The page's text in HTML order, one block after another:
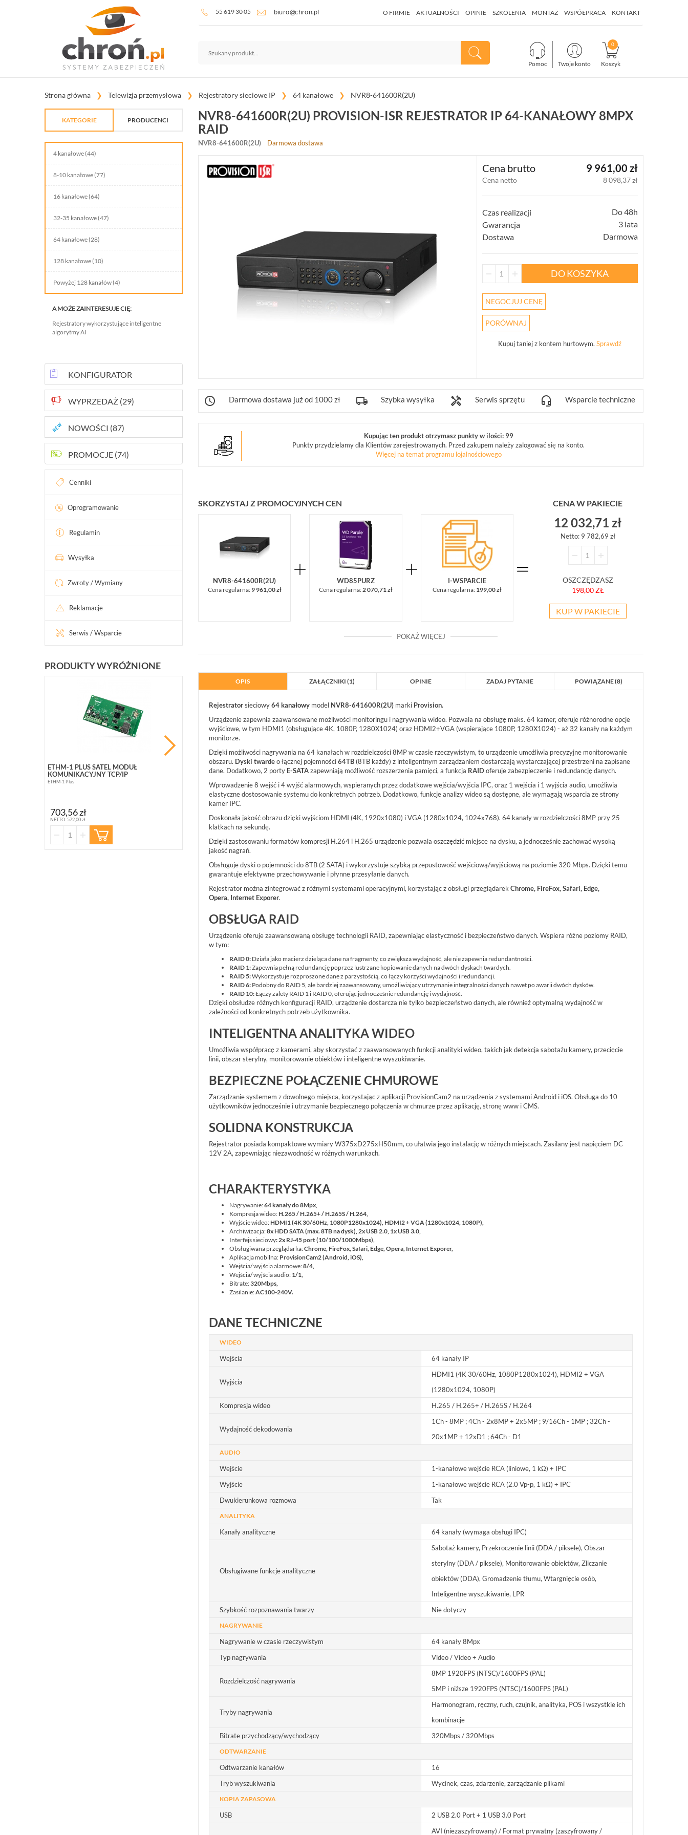
55 619 30 05 O FIRMIE AKTUALNOŚCI OPINIE SZKOLENIA MONTAŻ WSPÓŁPRACA KONTAKT
Pomoc Twoje konto Koszyk
Strona główna Telewizja przemysłowa Rejestratory sieciowe IP 64 kanałowe NVR8-641600R(2U)
KATEGORIE PRODUCENCI
TELEWIZJA PRZEMYSŁOWA
SYSTEMY PPOŻ
WIDEODOMOFONY I DOMOFONY
KONTROLA DOSTĘPU
INTELIGENTNY BUDYNEK
SIECI LAN, WLAN
AKCESORIA
LICENCJE BCS MANAGER
4 kanałowe (44)
8-10 kanałowe (77)
16 kanałowe (64)
32-35 kanałowe (47)
64 kanałowe (28)
128 kanałowe (10)
Powyżej 128 kanałów (4)
A MOŻE ZAINTERESUJE CIĘ:
Rejestratory wykorzystujące inteligentne
algorytmy AI
KONFIGURATOR
WYPRZEDAŻ (29)
NOWOŚCI (87)
PROMOCJE (74)
Cenniki
Oprogramowanie
Regulamin
Wysyłka
Zwroty / Wymiany
Reklamacje
Serwis / Wsparcie
PRODUKTY WYRÓŻNIONE
ETHM-1 PLUS SATEL MODUŁ
KOMUNIKACYJNY TCP/IP
ETHM-1 Plus
703,56 zł
NETTO: 572,00 zł
PROMOCJA
BCS-B-SP08G02G BCS BASIC SWITCH POE
10 PORTOWY (8XPOE GIGABIT,...
BCS-B-SP08G02G
363,10 zł
BCS-P-NVR0801-4K(3) BCS POINT
REJESTRATOR 8 KANAŁOWY IP 8MPX
BCS-P-NVR0801-4K(3)
NETTO: 774,80 zł
INTEGRA 32 SATEL PŁYTA GŁÓWNA
CENTRALI ALARMOWEJ OD 8 DO 32
WEJŚĆ...
INTEGRA 32
NETTO: 479,00 zł
VERSA IP SATEL
VERSA IP
NETTO: 946,00 zł
NVR8-641600R(2U) PROVISION-ISR REJESTRATOR IP 64-KANAŁOWY 8MPX
RAID
NVR8-641600R(2U) Darmowa dostawa
Cena brutto 9 961,00 zł
Cena netto 8 098,37 zł
Czas realizacji
Do 48h
Gwarancja
3 lata
Dostawa
Darmowa
DO KOSZYKA
NEGOCJUJ CENĘ
PORÓWNAJ
Kupuj taniej z kontem hurtowym.Sprawdź
Darmowa dostawa już od 1000 zł Szybka wysyłka Serwis sprzętu Wsparcie techniczne
Kupując ten produkt otrzymasz punkty w ilości: 99
Punkty przydzielamy dla Klientów zarejestrowanych. Przed zakupem należy zalogować się na konto.
Więcej na temat programu lojalnościowego
SKORZYSTAJ Z PROMOCYJNYCH CEN CENA W PAKIECIE
NVR8-641600R(2U)
Cena regularna:9 961,00 zł
WD85PURZ
Cena regularna:2 070,71 zł
I-WSPARCIE
Cena regularna: 199,00 zł
12 032,71 zł
Netto: 9 782,69 zł
OSZCZĘDZASZ
198,00 ZŁ
KUP W PAKIECIE
POKAŻ WIĘCEJ
OPIS ZAŁĄCZNIKI (1) OPINIE ZADAJ PYTANIE POWIĄZANE (8)
Rejestratorsieciowy64 kanałowy model NVR8-641600R(2U) marki Provision.
Urządzenie zapewnia zaawansowane możliwości monitoringu i nagrywania wideo. Pozwala na obsługę maks. 64 kamer, oferuje różnorodne opcje
wyjściowe, w tym HDMI1 (obsługujące 4K, 1080P, 1280X1024) oraz HDMI2+VGA (wspierające 1080P, 1280X1024) - aż 32 kanały na każdym
monitorze.
Dzięki możliwości nagrywania na 64 kanałach w rozdzielczości 8MP w czasie rzeczywistym, to urządzenie umożliwia precyzyjne monitorowanie
obszaru. Dyski twardeo łącznej pojemności64TB (8TB każdy) z inteligentnym zarządzaniem dostarczają wystarczającej przestrzeni na zapisane
dane. Dodatkowo, 2 porty E-SATAzapewniają możliwość rozszerzenia pamięci, a funkcja RAIDoferuje zabezpieczenie i redundancję danych.
Wprowadzenie 8 wejść i 4 wyjść alarmowych, wspieranych przez dodatkowe wejścia/wyjścia IPC, oraz 1 wejścia i 1 wyjścia audio, umożliwia
elastyczne dostosowanie systemu do konkretnych potrzeb. Dodatkowo, funkcje analizy wideo są dostępne, ale wymagają wsparcia ze strony
kamer IPC.
Doskonała jakość obrazu dzięki wyjściom HDMI (4K, 1920x1080) i VGA (1280x1024, 1024x768). 64 kanały w rozdzielczości 8MP przy 25
klatkach na sekundę.
Dzięki zastosowaniu formatów kompresji H.264 i H.265 urządzenie pozwala oszczędzić miejsce na dysku, a jednocześnie zachować wysoką
jakość nagrań.
Obsługuje dyski o pojemności do 8TB (2 SATA) i wykorzystuje szybką przepustowość wejściową/wyjściową na poziomie 320 Mbps. Dzięki temu
gwarantuje efektywne przechowywanie i płynne przesyłanie danych.
Rejestrator można zintegrować z różnymi systemami operacyjnymi, korzystając z obsługi przeglądarek Chrome, FireFox, Safari, Edge,
Opera, Internet Exporer.
OBSŁUGA RAID
Urządzenie oferuje zaawansowaną obsługę technologii RAID, zapewniając elastyczność i bezpieczeństwo danych. Wspiera różne poziomy RAID,
w tym:
RAID 0: Działa jako macierz dzieląca dane na fragmenty, co zwiększa wydajność, ale nie zapewnia redundantności.
RAID 1:Zapewnia pełną redundancję poprzez lustrzane kopiowanie danych na dwóch dyskach twardych.
RAID 5:Wykorzystuje rozproszone dane z parzystością, co łączy korzyści wydajności i redundancji.
RAID 6: Podobny do RAID 5, ale bardziej zaawansowany, umożliwiający utrzymanie integralności danych nawet po awarii dwóch dysków.
RAID 10:Łączy zalety RAID 1 i RAID 0, oferując jednocześnie redundancję i wydajność.
Dzięki obsłudze różnych konfiguracji RAID, urządzenie dostarcza nie tylko bezpieczeństwo danych, ale również optymalną wydajność w
zależności od konkretnych potrzeb użytkownika.
INTELIGENTNA ANALITYKA WIDEO
Umożliwia współpracę z kamerami, aby skorzystać z zaawansowanych funkcji analityki wideo, takich jak detekcja sabotażu kamery, przecięcie
linii, obszar sterylny, monitorowanie obiektów i inteligentne wyszukiwanie.
BEZPIECZNE POŁĄCZENIE CHMUROWE
Zarządzanie systemem z dowolnego miejsca, korzystając z aplikacji ProvisionCam2 na urządzenia z systemami Android i iOS. Obsługa do 10
użytkowników jednocześnie i utrzymanie bezpiecznego połączenia w chmurze przez aplikację, stronę www i CMS.
SOLIDNA KONSTRUKCJA
Rejestrator posiada kompaktowe wymiary W375xD275xH50mm, co ułatwia jego instalację w różnych miejscach. Zasilany jest napięciem DC
12V 2A, zapewniając niezawodność w różnych warunkach.
CHARAKTERYSTYKA
Nagrywanie:64 kanały do 8Mpx,
Kompresja wideo:H.265 / H.265+ / H.265S / H.264,
Wyjście wideo:HDMI1 (4K 30/60Hz, 1080P1280x1024), HDMI2 + VGA (1280x1024, 1080P),
Archiwizacja:8x HDD SATA (max. 8TB na dysk), 2x USB 2.0, 1x USB 3.0,
Interfejs sieciowy: 2x RJ-45 port (10/100/1000Mbps),
Obsługiwana przeglądarka:Chrome, FireFox, Safari, Edge, Opera, Internet Exporer,
Aplikacja mobilna: ProvisionCam2 (Android, iOS),
Wejścia/ wyjścia alarmowe:8/4,
Wejścia/ wyjścia audio: 1/1,
Bitrate:320Mbps,
Zasilanie:AC100-240V.
DANE TECHNICZNE
WIDEO
Wejścia 64 kanały IP
Wyjścia
HDMI1 (4K 30/60Hz, 1080P1280x1024), HDMI2 + VGA
(1280x1024, 1080P)
Kompresja wideo
H.265 / H.265+ / H.265S / H.264
Wydajność dekodowania
1Ch - 8MP ; 4Ch - 2x8MP + 2x5MP ; 9/16Ch - 1MP ; 32Ch -
20x1MP + 12xD1 ; 64Ch - D1
AUDIO
Wejście
1-kanałowe wejście RCA (liniowe, 1 kΩ) + IPC
Wyjście
1-kanałowe wejście RCA (2.0 Vp-p, 1 kΩ) + IPC
Dwukierunkowa rozmowa
Tak
ANALITYKA
Kanały analityczne 64 kanały (wymaga obsługi IPC)
Obsługiwane funkcje analityczne
Sabotaż kamery, Przekroczenie linii (DDA / piksele), Obszar
sterylny (DDA / piksele), Monitorowanie obiektów, Zliczanie
obiektów (DDA), Gromadzenie tłumu, Wtargnięcie osób,
Inteligentne wyszukiwanie, LPR
Szybkość rozpoznawania twarzy
Nie dotyczy
NAGRYWANIE
Nagrywanie w czasie rzeczywistym
64 kanały 8Mpx
Typ nagrywania
Video / Video + Audio
Rozdzielczość nagrywania
8MP 1920FPS (NTSC)/1600FPS (PAL)
5MP i niższe 1920FPS (NTSC)/1600FPS (PAL)
Tryby nagrywania
Harmonogram, ręczny, ruch, czujnik, analityka, POS i wszystkie ich
kombinacje
Bitrate przychodzący/wychodzący
320Mbps / 320Mbps
ODTWARZANIE
Odtwarzanie kanałów
16
Tryb wyszukiwania
Wycinek, czas, zdarzenie, zarządzanie plikami
KOPIA ZAPASOWA
USB 2 USB 2.0 Port + 1 USB 3.0 Port
AVI (niezaszyfrowany) / Format prywatny (zaszyfrowany /